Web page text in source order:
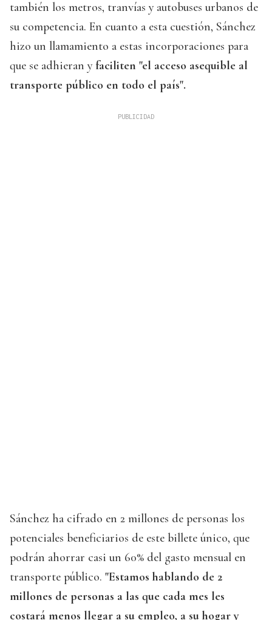
también los metros, tranvías y autobuses urbanos de
su competencia. En cuanto a esta cuestión, Sánchez
hizo un llamamiento a estas incorporaciones para
que se adhieran yfaciliten "el acceso asequible al
transporte público en todo el país".
Sánchez ha cifrado en 2 millones de personas los
potenciales beneficiarios de este billete único, que
podrán ahorrar casi un 60% del gasto mensual en
transporte público. "Estamos hablando de 2
millones de personas a las que cada mes les
costará menos llegar a su empleo, a su hogar y